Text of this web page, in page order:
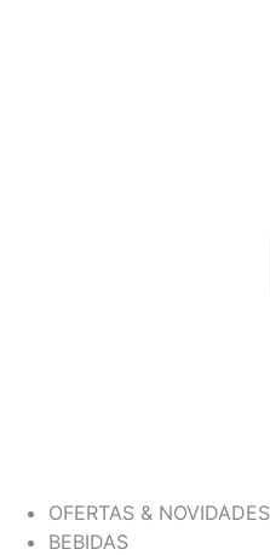
OFERTAS & NOVIDADES
BEBIDAS